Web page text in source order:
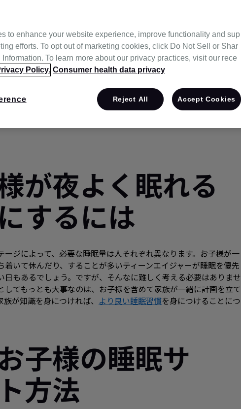
が夜よく眠れる
するには
ージによって、必要な睡眠量は人それぞれ異なります。お子様が一
着いて休んだり、することが多いティーンエイジャーが睡眠を優先
日もあるでしょう。ですが、そんなに難しく考える必要はありませ
してもっとも大事なのは、お子様を含めて家族が一緒に計画を立て
が知識を身につければ、 より良い睡眠習慣を身につけることにつ
子様の睡眠サ
方法
to enhance your website experience, improve functionality and sup
efforts. To opt out of marketing cookies, click Do Not Sell or Shar
To learn more about our privacy practices, visit our rece
Policy. Consumer health data privacy
Reject All Accept Cookies